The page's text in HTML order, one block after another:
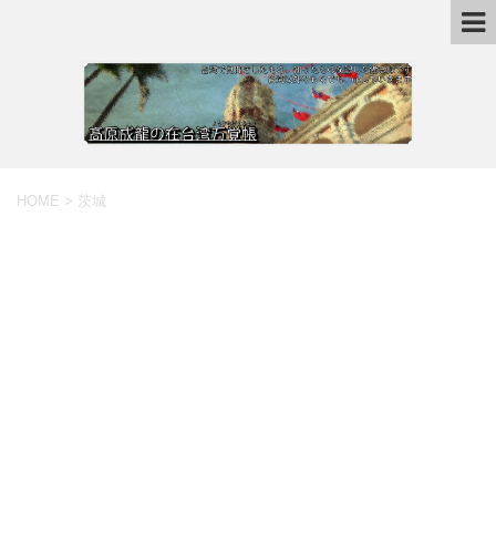
HOME > 茨城